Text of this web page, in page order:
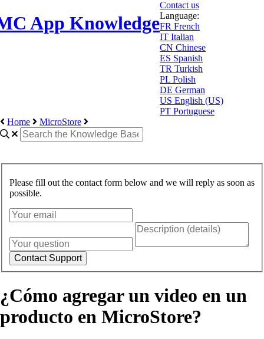
App Knowledge
Contact us
Language:
FR French
IT Italian
CN Chinese
ES Spanish
TR Turkish
PL Polish
DE German
US English (US)
PT Portuguese
Home
MicroStore
Please fill out the contact form below and we will reply as soon as
possible.
¿Cómo agregar un video en un
producto en MicroStore?